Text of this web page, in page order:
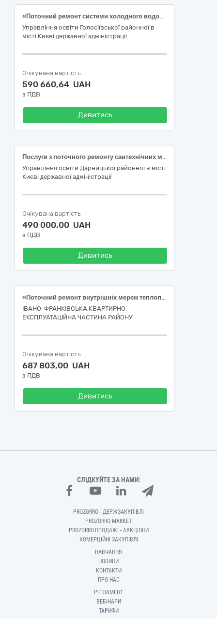
«Поточний ремонт системи холодного водопостачання та системи центрального опалення Гімназії № 110 за адресою: вулиця Козацька, 5 Голосіївського району міста Києва (ДК 021:2015 код 45330000-9 - Водопровідні та санітарно-технічні роботи)»
Управління освіти Голосіївської районної в
місті Києві державної адміністрації
Очікувана вартість
590 660,64 UAH
з ПДВ
Дивитись
Послуги з поточного ремонту сантехнічних мереж (послуги з утримання в належному стані внутрішніх мереж водопостачання, водовідведення) з заміною трубопроводів ХВП, ГВП, циркуляції ГВП, каналізації, сантехнічного обладнання та запірної арматури в Київському інженерному ліцеї на вулиці Княжий Затон, 12-А (ДК 021:2015 код 45330000-9 «Водопровідні та санітарно-технічні роботи»).
Управління освіти Дарницької районної в місті
Києві державної адміністрації
Очікувана вартість
490 000,00 UAH
з ПДВ
Дивитись
«Поточний ремонт внутрішніх мереж теплопостачання будівлі №1, об'єкт №121, м. Івано-Франківськ» код ДК 021:2015: 45330000-9 Водопровідні та санітарно-технічні роботи
ІВАНО-ФРАНКІВСЬКА КВАРТИРНО-
ЕКСПЛУАТАЦІЙНА ЧАСТИНА РАЙОНУ
Очікувана вартість
687 803,00 UAH
з ПДВ
Дивитись
СЛІДКУЙТЕ ЗА НАМИ:
PROZORRO - ДЕРЖЗАКУПІВЛІ
PROZORRO MARKET
PROZORRO.ПРОДАЖІ - АУКЦІОНИ
КОМЕРЦІЙНІ ЗАКУПІВЛІ
НАВЧАННЯ
НОВИНИ
КОНТАКТИ
ПРО НАС
РЕГЛАМЕНТ
ВЕБІНАРИ
ТАРИФИ